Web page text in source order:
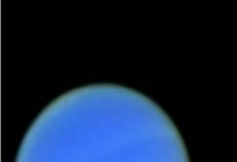
ou
permite-
a nossa